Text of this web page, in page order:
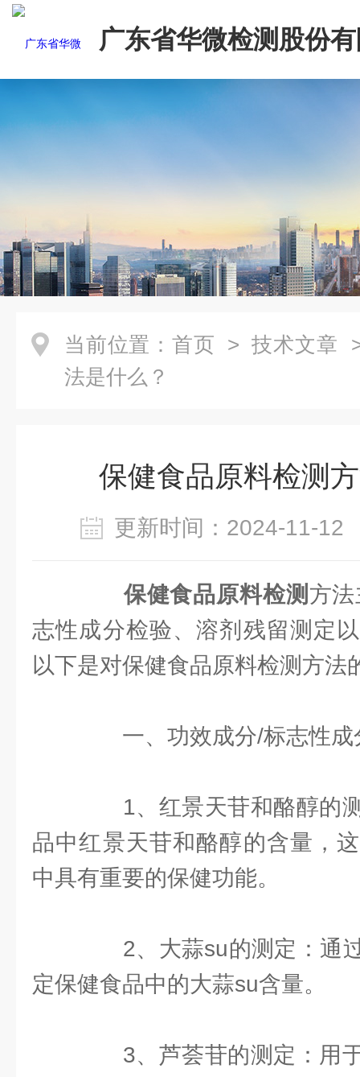
广东省华微检测股份
当前位置： 首页 > 技术文章
法是什么？
保健食品原料检测
更新时间：2024-11-
保健食品原料检测 方
志性成分检验、溶剂残留测定
以下是对保健食品原料检测方法
一、功效成分/标志性成
1、红景天苷和酪醇的测
品中红景天苷和酪醇的含量，
中具有重要的保健功能。
2、大蒜su的测定：通过
定保健食品中的大蒜su含量。
3、芦荟苷的测定：用于